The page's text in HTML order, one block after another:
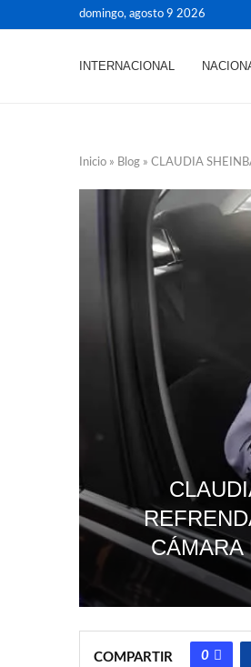
domingo, agosto 9 2026
INTERNACIONAL
Inicio » Blog » CLAUDIA
CÁMARA
COMPARTIR 0